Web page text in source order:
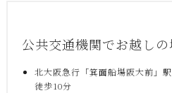
公共交通機関でお越し
北大阪急行「箕面船場阪大前」
徒歩10分